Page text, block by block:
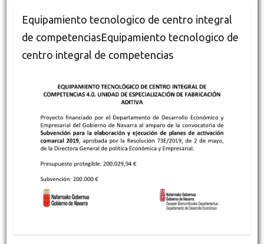
Equipamiento tecnologico de centro integral
de competenciasEquipamiento tecnologico de
centro integral de competencias